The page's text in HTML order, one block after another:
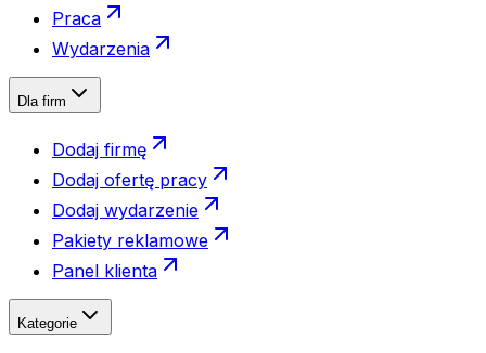
Praca
Wydarzenia
Dla firm
Dodaj firmę
Dodaj ofertę pracy
Dodaj wydarzenie
Pakiety reklamowe
Panel klienta
Kategorie